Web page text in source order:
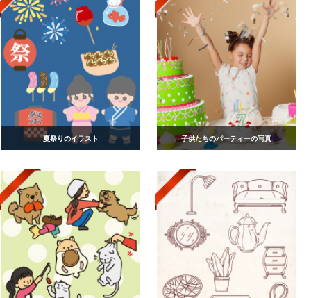
夏祭りのイラスト 子供たちのパーティーの写真